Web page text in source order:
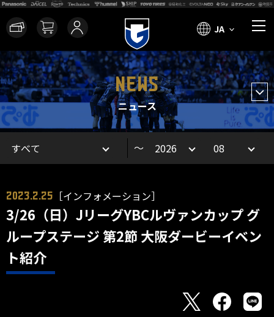
JA
NEWS
ニュース
～
2023.2.25 ［インフォメーション］
3/26（日）JリーグYBCルヴァンカップ グ
ループステージ 第2節 大阪ダービーイベン
ト紹介